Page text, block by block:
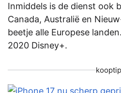
Inmiddels is de dienst ook
Canada, Australië en
beetje alle Europese
2020 Disney+.
kooptip